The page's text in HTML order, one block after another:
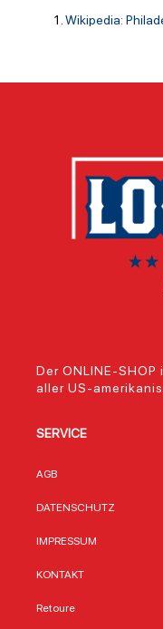
Wikipedia:
Der ONLINE-
aller US-
SERVICE
AGB
DATENSCHUTZ
IMPRESSUM
KONTAKT
Retoure